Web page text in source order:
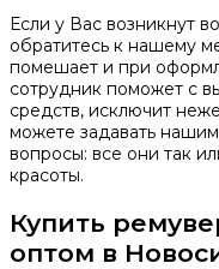
Если у Вас возникнут
обратитесь к нашему
помешает и при
сотрудник поможет с
средств, исключит
можете задавать
вопросы: все они так
красоты.
Купить
оптом в